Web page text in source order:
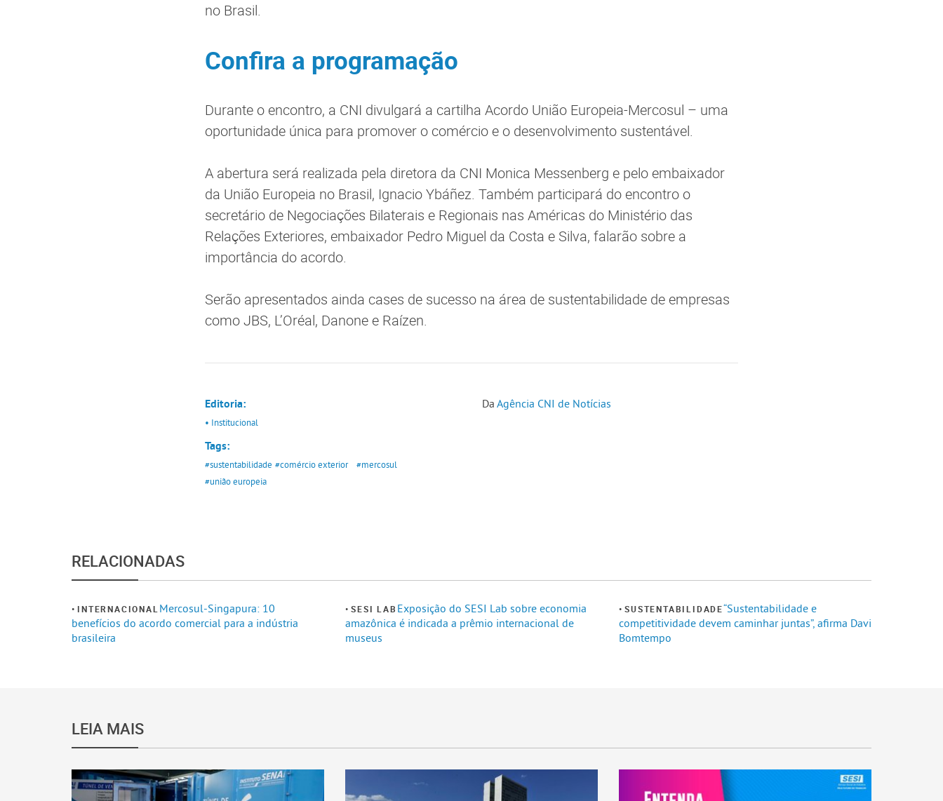
no Brasil.
Confira a programação
Durante o encontro, a CNI divulgará a cartilha Acordo União Europeia-Mercosul – uma
oportunidade única para promover o comércio e o desenvolvimento sustentável.
A abertura será realizada pela diretora da CNI Monica Messenberg e pelo embaixador
da União Europeia no Brasil, Ignacio Ybáñez. Também participará do encontro o
secretário de Negociações Bilaterais e Regionais nas Américas do Ministério das
Relações Exteriores, embaixador Pedro Miguel da Costa e Silva, falarão sobre a
importância do acordo.
Serão apresentados ainda cases de sucesso na área de sustentabilidade de empresas
como JBS, L’Oréal, Danone e Raízen.
Editoria:
• Institucional
Tags:
#sustentabilidade #comércio exterior
#mercosul
#união europeia
Da Agência CNI de Notícias
RELACIONADAS
INTERNACIONAL Mercosul-Singapura: 10
benefícios do acordo comercial para a indústria
brasileira
SESI LAB Exposição do SESI Lab sobre economia
amazônica é indicada a prêmio internacional de
museus
SUSTENTABILIDADE“Sustentabilidade e
competitividade devem caminhar juntas”, afirma Davi
Bomtempo
LEIA MAIS